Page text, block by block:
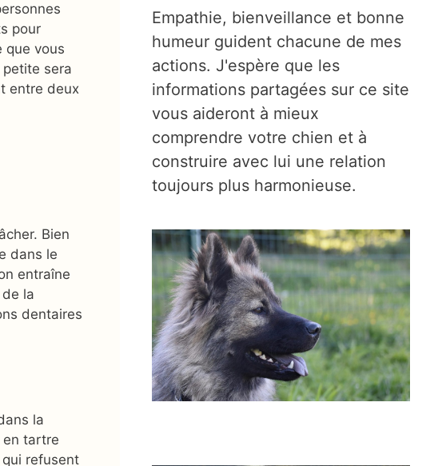
pour
que vous
sera
entre deux
Bien
dans le
entraîne
la
dentaires
la
en tartre
refusent
Empathie, bienveillance et bonne
humeur guident chacune de mes
actions. J'espère que les
informations partagées sur ce site
vous aideront à mieux
comprendre votre chien et à
construire avec lui une relation
toujours plus harmonieuse.